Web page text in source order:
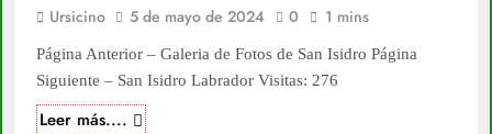
Ursicino 5 de mayo de 2024 0 1 mins
Página Anterior – Galeria de Fotos de San Isidro Página
Siguiente – San Isidro Labrador Visitas: 276
Leer más....